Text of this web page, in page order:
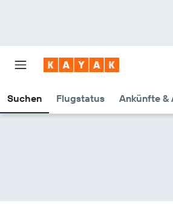
Suchen Flugstatus Ankünfte &